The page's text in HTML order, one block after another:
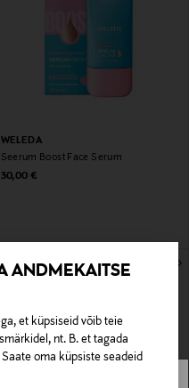
ANDMEKAITSE
et küpsiseid võib teie
nt. B. et tagada
oma küpsiste seadeid
WELEDA
Seerum Boost Face Serum
Original Price
30,00 €